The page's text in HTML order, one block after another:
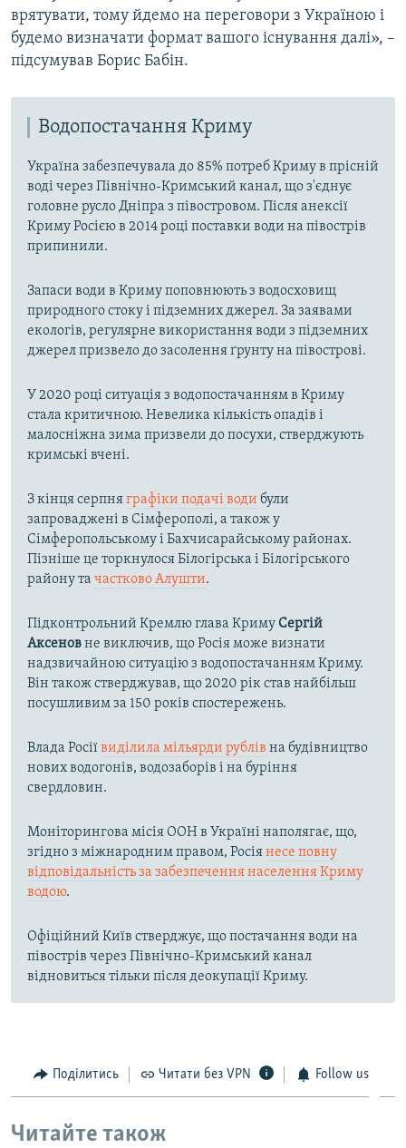
врятувати, тому йдемо на переговори з Україною і
будемо визначати формат вашого існування далі», –
підсумував Борис Бабін.
Водопостачання Криму
Україна забезпечувала до 85% потреб Криму в прісній
воді через Північно-Кримський канал, що з'єднує
головне русло Дніпра з півостровом. Після анексії
Криму Росією в 2014 році поставки води на півострів
припинили.
Запаси води в Криму поповнюють з водосховищ
природного стоку і підземних джерел. За заявами
екологів, регулярне використання води з підземних
джерел призвело до засолення ґрунту на півострові.
У 2020 році ситуація з водопостачанням в Криму
стала критичною. Невелика кількість опадів і
малосніжна зима призвели до посухи, стверджують
кримські вчені.
З кінця серпняграфіки подачі води були
запроваджені в Сімферополі, а також у
Сімферопольському і Бахчисарайському районах.
Пізніше це торкнулося Білогірська і Білогірського
району та частково Алушти.
Підконтрольний Кремлю глава КримуСергій
Аксеновне виключив, що Росія може визнати
надзвичайною ситуацію з водопостачанням Криму.
Він також стверджував, що 2020 рік став найбільш
посушливим за 150 років спостережень.
Влада Росіївиділила мільярди рублів на будівництво
нових водогонів, водозаборів і на буріння
свердловин.
Моніторингова місія ООН в Україні наполягає, що,
згідно з міжнародним правом, Росіянесе повну
відповідальність за забезпечення населення Криму
водою.
Офіційний Київ стверджує, що постачання води на
півострів через Північно-Кримський канал
відновиться тільки після деокупації Криму.
Поділитись Читати без VPN Follow us
Читайте також